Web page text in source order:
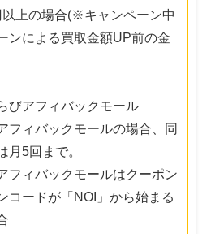
以上の場合(※キャンペーン中
ンによる買取金額UP前の金
びアフィバックモール
フィバックモールの場合、同
月5回まで。
フィバックモールはクーポン
コードが「NOI」から始まる